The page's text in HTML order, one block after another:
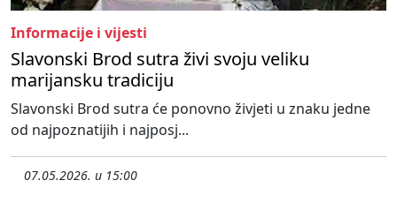
Informacije i vijesti
Slavonski Brod sutra živi svoju veliku
marijansku tradiciju
Slavonski Brod sutra će ponovno živjeti u znaku jedne
od najpoznatijih i najposj...
07.05.2026. u 15:00